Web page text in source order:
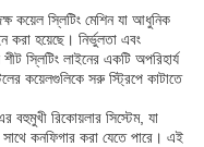
কয়েল স্লিটিং মেশিন যা আধুনিক
করা হয়েছে। নির্ভুলতা এবং
স্লিটিং লাইনের একটি অপরিহার্য
কয়েলগুলিকে সরু স্ট্রিপে কাটাতে
বহুমুখী রিকোয়লার সিস্টেম, যা
কনফিগার করা যেতে পারে। এই